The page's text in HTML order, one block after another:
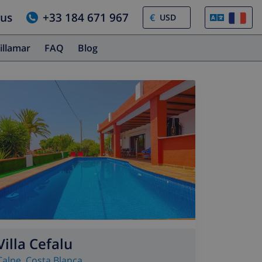
+33 184 671 967 €
FAQ Blog
Cefalu